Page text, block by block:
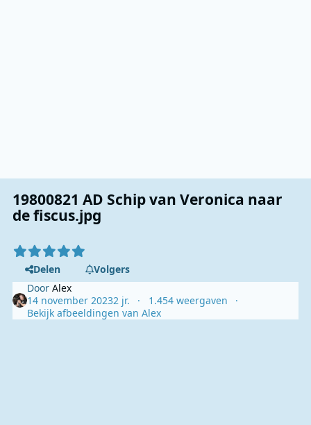
19800821 AD Schip van Veronica naar
de fiscus.jpg
Delen
Volgers
DoorAlex
14 november 20232 jr.
1.454 weergaven
Bekijk afbeeldingen van Alex